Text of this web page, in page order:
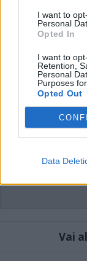
I want to
Personal
Opted In
I want to
Retention,
Personal
Purposes
Opted Out
Data
Vai